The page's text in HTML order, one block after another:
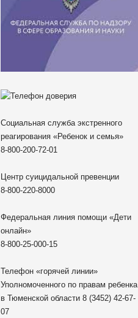
Социальная служба экстренного
реагирования «Ребенок и семья»
8-800-200-72-01
Центр суицидальной превенции
8-800-220-8000
Федеральная линия помощи «Дети
онлайн»
8-800-25-000-15
Телефон «горячей линии»
Уполномоченного по правам ребенка
в Тюменской области 8 (3452) 42-67-
07